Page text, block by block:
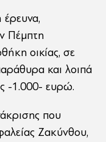
έρευνα,
Πέμπτη
οικίας, σε
και λοιπά
-1.000- ευρώ.
που
Ζακύνθου,